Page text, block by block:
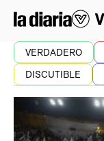
VERDADERO
DISCUTIBLE